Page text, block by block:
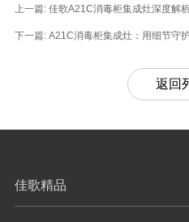
上一篇: 佳歌A21C消毒柜集成灶深度解
下一篇: A21C消毒柜集成灶：用细节守
返回
佳歌精品